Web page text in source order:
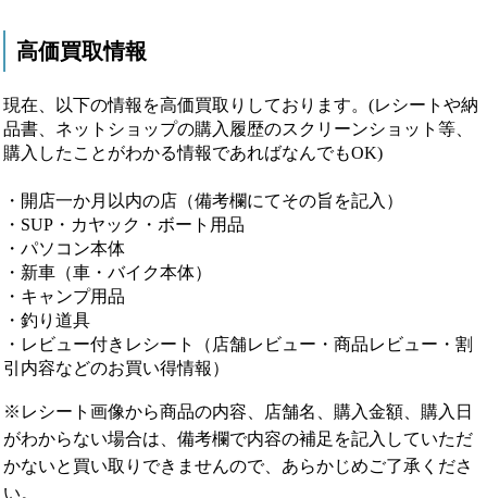
高価買取情報
現在、以下の情報を高価買取りしております。(レシートや納
品書、ネットショップの購入履歴のスクリーンショット等、
購入したことがわかる情報であればなんでもOK)
・開店一か月以内の店（備考欄にてその旨を記入）
・SUP・カヤック・ボート用品
・パソコン本体
・新車（車・バイク本体）
・キャンプ用品
・釣り道具
・レビュー付きレシート（店舗レビュー・商品レビュー・割
引内容などのお買い得情報）
※レシート画像から商品の内容、店舗名、購入金額、購入日
がわからない場合は、備考欄で内容の補足を記入していただ
かないと買い取りできませんので、あらかじめご了承くださ
い。